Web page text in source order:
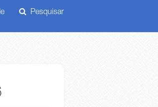
Pesquisar